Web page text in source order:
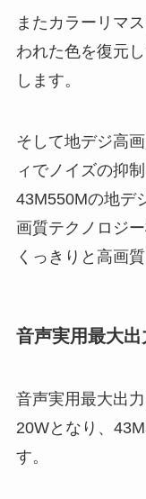
またカラーリマ
われた色を復元
します。
そして地デジ高
ィでノイズの抑
43M550Mの地デ
画質テクノロジ
くっきりと高画
音声実用最大出
音声実用最大出
20Wとなり、
す。